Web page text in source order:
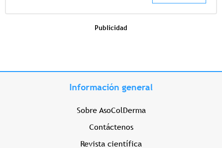
Publicidad
Información general
Sobre AsoColDerma
Contáctenos
Revista científica